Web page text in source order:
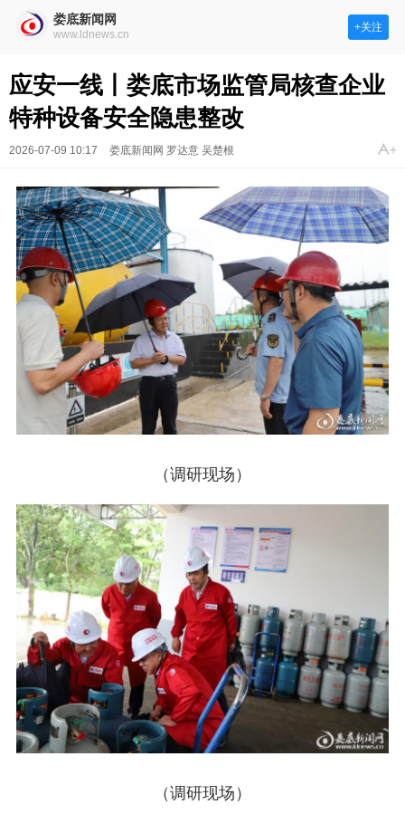
娄底新闻网
www.ldnews.cn
+关注
应安一线丨娄底市场监管局核查企业
特种设备安全隐患整改
2026-07-09 10:17 娄底新闻网 罗达意 吴楚根
（调研现场）
（调研现场）